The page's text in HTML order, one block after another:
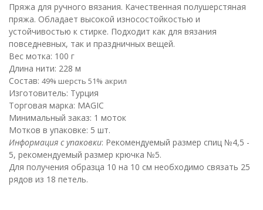
Пряжа для ручного вязания. Качественная полушерстяная
пряжа. Обладает высокой износостойкостью и
устойчивостью к стирке. Подходит как для вязания
повседневных, так и праздничных вещей.
Вес мотка: 100 г
Длина нити: 228 м
Состав: 49% шерсть 51% акрил
Изготовитель: Турция
Торговая марка: MAGIC
Минимальный заказ: 1 моток
Мотков в упаковке: 5 шт.
Информация с упаковки: Рекомендуемый размер спиц №4,5 -
5, рекомендуемый размер крючка №5.
Для получения образца 10 на 10 см необходимо связать 25
рядов из 18 петель.